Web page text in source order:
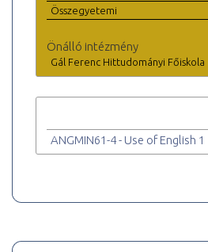
Összegyetemi
Önálló intézmény
Gál Ferenc Hittudományi Főiskola
ANGMIN61-4 - Use of English 1